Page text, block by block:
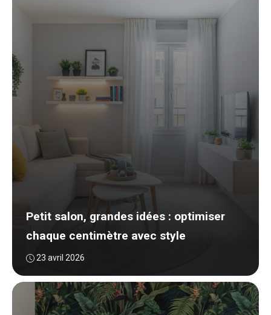
Petit salon, grandes idées : optimiser
chaque centimètre avec style
23 avril 2026